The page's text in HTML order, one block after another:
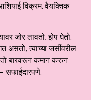
विक्रम. वैयक्तिक
जोर लावतो, झेप घेतो.
असतो, त्याच्या जर्सीवरील
तो बारवरून कमान करून
सफाईदारपणे.